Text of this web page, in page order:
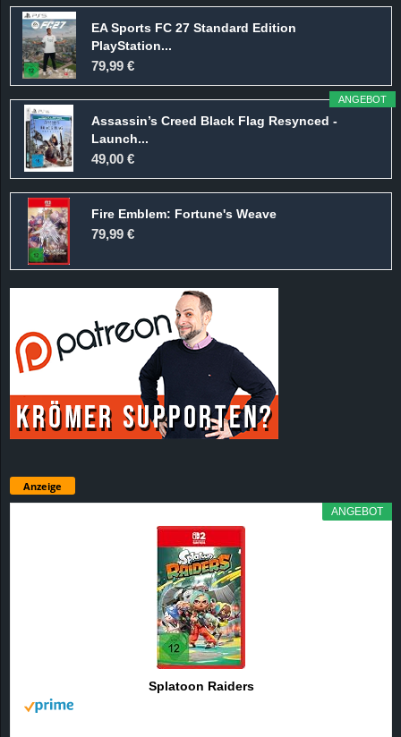
EA Sports FC 27 Standard Edition
PlayStation...
79,99 €
ANGEBOT
Assassin’s Creed Black Flag Resynced -
Launch...
49,00 €
Fire Emblem: Fortune's Weave
79,99 €
Anzeige
ANGEBOT
Splatoon Raiders